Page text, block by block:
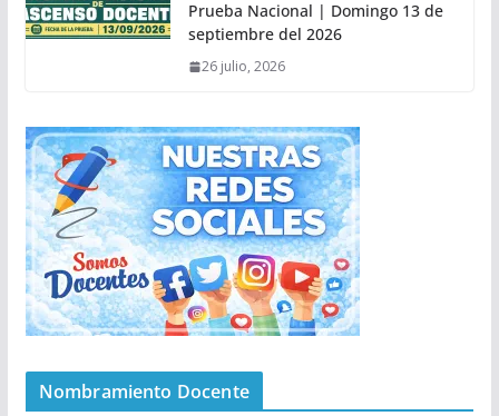
Prueba Nacional | Domingo 13 de
septiembre del 2026
26 julio, 2026
Nombramiento Docente